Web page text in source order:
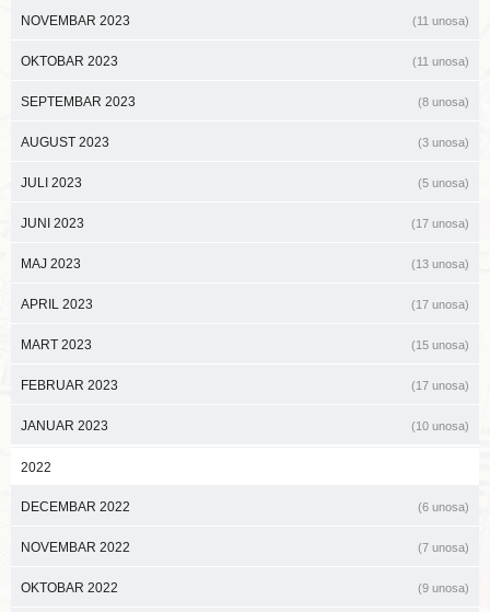
NOVEMBAR 2023 (11 unosa)
OKTOBAR 2023 (11 unosa)
SEPTEMBAR 2023 (8 unosa)
AUGUST 2023 (3 unosa)
JULI 2023 (5 unosa)
JUNI 2023 (17 unosa)
MAJ 2023 (13 unosa)
APRIL 2023 (17 unosa)
MART 2023 (15 unosa)
FEBRUAR 2023 (17 unosa)
JANUAR 2023 (10 unosa)
2022
DECEMBAR 2022 (6 unosa)
NOVEMBAR 2022 (7 unosa)
OKTOBAR 2022 (9 unosa)